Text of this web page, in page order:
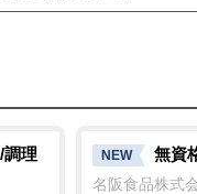
調理 NEW 無資
名阪食品株式